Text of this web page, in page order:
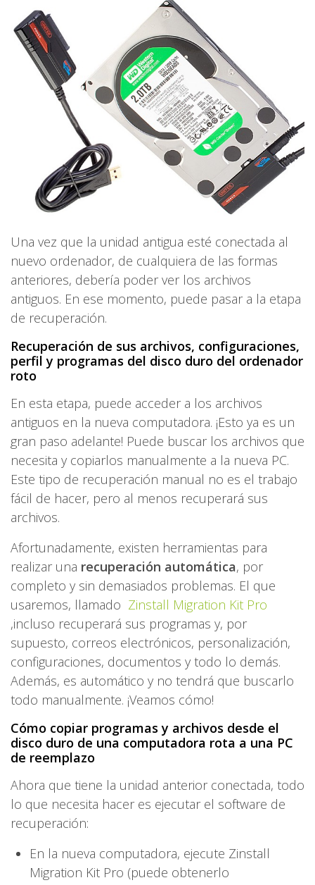
Una vez que la unidad antigua esté conectada al
nuevo ordenador, de cualquiera de las formas
anteriores, debería poder ver los archivos
antiguos. En ese momento, puede pasar a la etapa
de recuperación.
Recuperación de sus archivos, configuraciones,
perfil y programas del disco duro del ordenador
roto
En esta etapa, puede acceder a los archivos
antiguos en la nueva computadora. ¡Esto ya es un
gran paso adelante! Puede buscar los archivos que
necesita y copiarlos manualmente a la nueva PC.
Este tipo de recuperación manual no es el trabajo
fácil de hacer, pero al menos recuperará sus
archivos.
Afortunadamente, existen herramientas para
realizar una recuperación automática, por
completo y sin demasiados problemas. El que
usaremos, llamado Zinstall Migration Kit Pro
,incluso recuperará sus programas y, por
supuesto, correos electrónicos, personalización,
configuraciones, documentos y todo lo demás.
Además, es automático y no tendrá que buscarlo
todo manualmente. ¡Veamos cómo!
Cómo copiar programas y archivos desde el
disco duro de una computadora rota a una PC
de reemplazo
Ahora que tiene la unidad anterior conectada, todo
lo que necesita hacer es ejecutar el software de
recuperación:
En la nueva computadora, ejecute Zinstall
Migration Kit Pro (puede obtenerlo